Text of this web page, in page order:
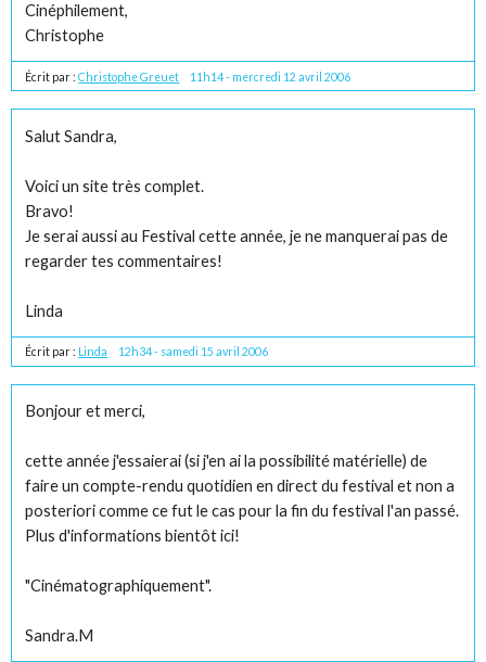
Cinéphilement,
Christophe
Écrit par :Christophe Greuet 11h14- mercredi 12 avril 2006
Salut Sandra,
Voici un site très complet.
Bravo!
Je serai aussi au Festival cette année, je ne manquerai pas de
regarder tes commentaires!
Linda
Écrit par : Linda 12h34- samedi 15 avril 2006
Bonjour et merci,
cette année j'essaierai (si j'en ai la possibilité matérielle) de
faire un compte-rendu quotidien en direct du festival et non a
posteriori comme ce fut le cas pour la fin du festival l'an passé.
Plus d'informations bientôt ici!
"Cinématographiquement".
Sandra.M